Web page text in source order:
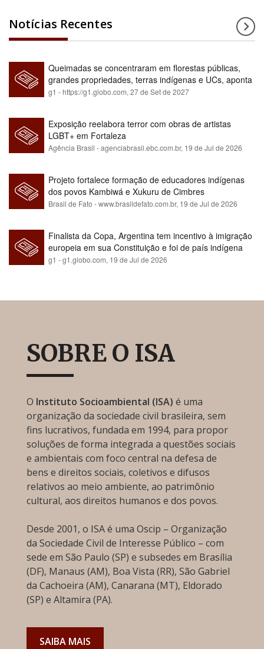
Notícias Recentes
Queimadas se concentraram em florestas públicas,
grandes propriedades, terras indígenas e UCs, aponta
relatório
g1 - https://g1.globo.com,27 de Set de 2027
Exposição reelabora terror com obras de artistas
LGBT+ em Fortaleza
Agência Brasil - agenciabrasil.ebc.com.br, 19 de Jul de 2026
Projeto fortalece formação de educadores indígenas
dos povos Kambiwá e Xukuru de Cimbres
Brasil de Fato - www.brasildefato.com.br, 19 de Jul de 2026
Finalista da Copa, Argentina tem incentivo à imigração
europeia em sua Constituição e foi de país indígena
para maioria branca
g1 - g1.globo.com, 19 de Jul de 2026
SOBRE O ISA
O Instituto Socioambiental (ISA) é uma
organização da sociedade civil brasileira, sem
fins lucrativos, fundada em 1994, para propor
soluções de forma integrada a questões sociais
e ambientais com foco central na defesa de
bens e direitos sociais, coletivos e difusos
relativos ao meio ambiente, ao patrimônio
cultural, aos direitos humanos e dos povos.
Desde 2001, o ISA é uma Oscip – Organização
da Sociedade Civil de Interesse Público – com
sede em São Paulo (SP) e subsedes em Brasília
(DF), Manaus (AM), Boa Vista (RR), São Gabriel
da Cachoeira (AM), Canarana (MT), Eldorado
(SP) e Altamira (PA).
SAIBA MAIS